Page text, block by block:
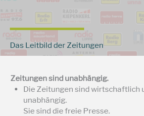
Das Leitbild der Zeitungen
Zeitungen sind unabhängig.
Die Zeitungen sind wirtschaftlich
unabhängig.
Sie sind die freie Presse.